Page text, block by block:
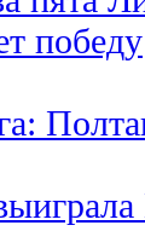
победу